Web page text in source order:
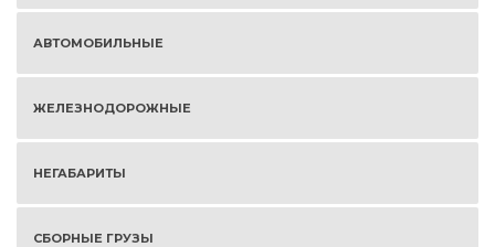
АВТОМОБИЛЬНЫЕ
ЖЕЛЕЗНОДОРОЖНЫЕ
НЕГАБАРИТЫ
СБОРНЫЕ ГРУЗЫ